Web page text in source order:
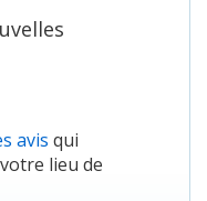
avis qui
lieu de